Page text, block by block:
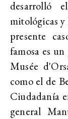
desarrolló
mitológicas y
presente
famosa es
Musée
como el de
Ciudadanía
general